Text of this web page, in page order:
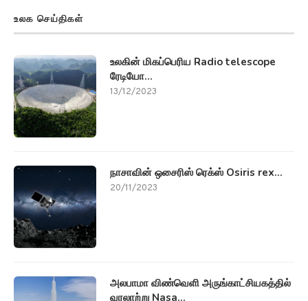
உலக செய்திகள்
உலகின் மிகப்பெரிய Radio telescope
ரேடியோ...
13/12/2023
நாசாவின் ஒசைரிஸ் ரெக்ஸ் Osiris rex...
20/11/2023
அலபாமா விண்வெளி அருங்காட்சியகத்தில்
வரலாற்று Nasa...